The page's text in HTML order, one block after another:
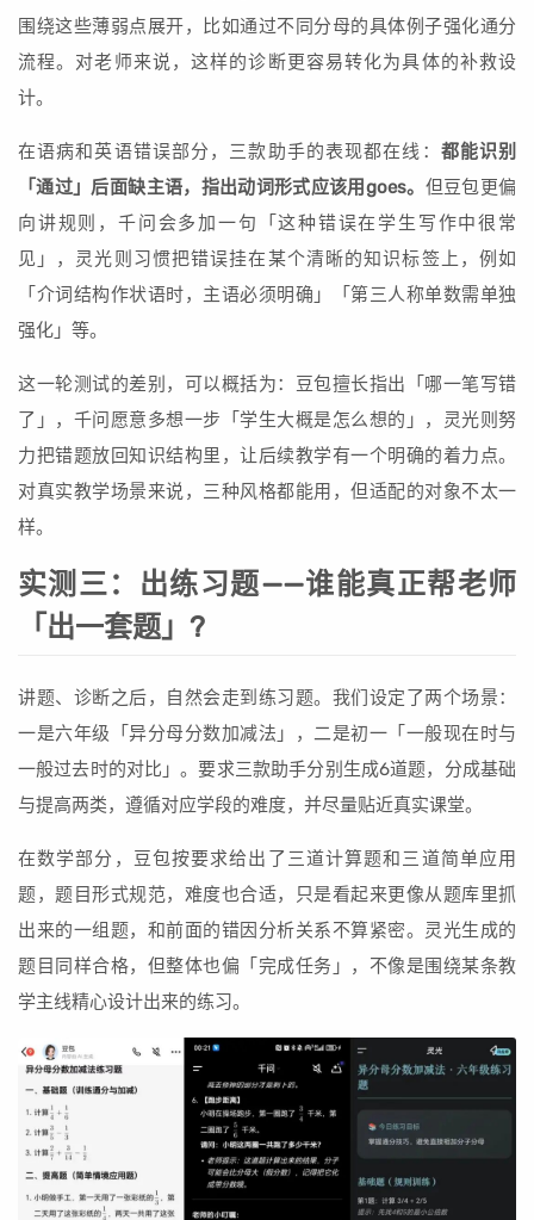
围绕这些薄弱点展开，比如通过不同分母的具体例子强化通分
流程。对老师来说，这样的诊断更容易转化为具体的补救设
计。
在语病和英语错误部分，三款助手的表现都在线： 都能识别
「通过」后面缺主语，指出动词形式应该用goes。 但豆包更偏
向讲规则，千问会多加一句「这种错误在学生写作中很常
见」，灵光则习惯把错误挂在某个清晰的知识标签上，例如
「介词结构作状语时，主语必须明确」「第三人称单数需单独
强化」等。
这一轮测试的差别，可以概括为：豆包擅长指出「哪一笔写错
了」，千问愿意多想一步「学生大概是怎么想的」，灵光则努
力把错题放回知识结构里，让后续教学有一个明确的着力点。
对真实教学场景来说，三种风格都能用，但适配的对象不太一
样。
实测三：出练习题——谁能真正帮老师
「出一套题」?
讲题、诊断之后，自然会走到练习题。我们设定了两个场景：
一是六年级「异分母分数加减法」，二是初一「一般现在时与
一般过去时的对比」。要求三款助手分别生成6道题，分成基础
与提高两类，遵循对应学段的难度，并尽量贴近真实课堂。
在数学部分，豆包按要求给出了三道计算题和三道简单应用
题，题目形式规范，难度也合适，只是看起来更像从题库里抓
出来的一组题，和前面的错因分析关系不算紧密。灵光生成的
题目同样合格，但整体也偏「完成任务」，不像是围绕某条教
学主线精心设计出来的练习。